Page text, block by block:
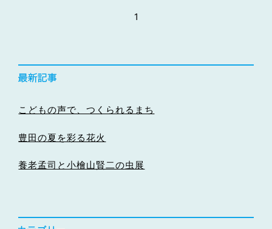
1
こどもの声で、つくられるまち
豊田の夏を彩る花火
養老孟司と小檜山賢二の虫展